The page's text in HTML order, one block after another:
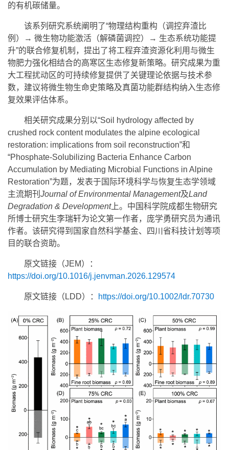
的有机碳储量。
该系列研究系统阐明了“物理结构重构（调控弃渣比
例）→ 微生物功能激活（解磷菌调控）→ 生态系统功能提
升”的联合修复机制，提出了将工程弃渣资源化利用与微生
物肥力强化相结合的高寒区生态修复新策略。研究成果为重
大工程扰动区的可持续修复提供了关键理论依据与技术参
数，建议将微生物生命史策略及真菌功能群结构纳入生态修
复效果评估体系。
相关研究成果分别以“Soil hydrology affected by
crushed rock content modulates the alpine ecological
restoration: implications from soil reconstruction”和
“Phosphate-Solubilizing Bacteria Enhance Carbon
Accumulation by Mediating Microbial Functions in Alpine
Restoration”为题，发表于国际环境科学与恢复生态学领域
主流期刊 Journal of Environmental Management及Land
Degradation & Development上。中国科学院成都生物研究
所博士研究生李瑞轩为论文第一作者，庞学勇研究员为通讯
作者。该研究得到国家自然科学基金、四川省科技计划等项
目的联合资助。
原文链接（JEM）：
https://doi.org/10.1016/j.jenvman.2026.129574
原文链接（LDD）： https://doi.org/10.1002/ldr.70730